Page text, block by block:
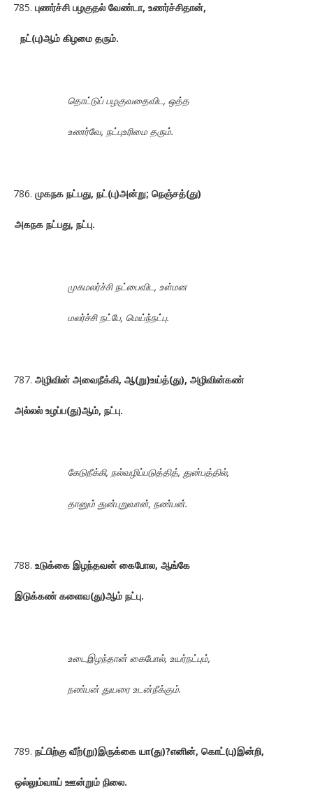
புணர்ச்சி பழகுதல் வேண்டா, உணர்ச்சிதான்,
நட்(பு)ஆம் கிழமை தரும்.
தொட்டுப் பழகுவதைவிட, ஒத்த
உணர்வே, நட்புஉரிமை தரும்.
முகநக நட்பது, நட்(பு)அன்று; நெஞ்சத்(து)
அகநக நட்பது, நட்பு.
முகமலர்ச்சி நட்பைவிட, உள்மன
மலர்ச்சி நட்பே, மெய்ந்நட்பு.
அழிவின் அவைநீக்கி, ஆ(று)உய்த்(து), அழிவின்கண்
அல்லல் உழப்ப(து)ஆம், நட்பு.
கேடுநீக்கி, நல்வழிப்படுத்தித், துன்பத்தில்,
தானும் துன்புறுவான், நண்பன்.
உடுக்கை இழந்தவன் கைபோல, ஆங்கே
இடுக்கண் களைவ(து)ஆம் நட்பு.
உடைஇழந்தான் கைபோல், உயர்நட்பும்,
நண்பன் துயரை உடன்நீக்கும்.
நட்பிற்கு வீற்(று)இருக்கை யா(து)?எனின், கொட்(பு)இன்றி,
ஒல்லும்வாய் ஊன்றும் நிலை.